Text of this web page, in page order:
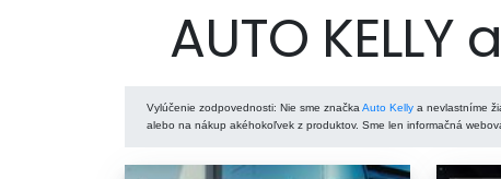
AUTO
Vylúčenie zodpovednosti: Nie sme značka Auto Kelly a nevlastníme
alebo na nákup akéhokoľvek z produktov. Sme len informačná